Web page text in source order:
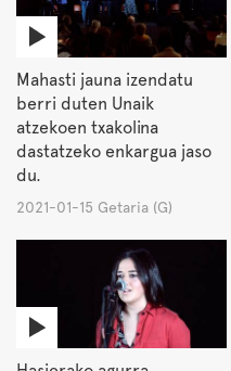
Mahasti jauna izendatu
berri duten Unaik
atzekoen txakolina
dastatzeko enkargua jaso
du.
2021-01-15 Getaria (G)